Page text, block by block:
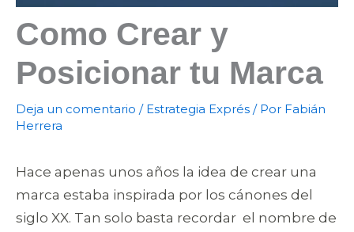
Como Crear y
Posicionar tu Marca
Deja un comentario / Estrategia Exprés / Por Fabián
Herrera
Hace apenas unos años la idea de crear una
marca estaba inspirada por los cánones del
siglo XX. Tan solo basta recordar el nombre de